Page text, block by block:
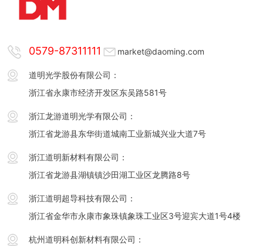
0579-87311111 market@daoming.com
道明光学股份有限公司：
浙江省永康市经济开发区东吴路581号
浙江龙游道明光学有限公司：
浙江省龙游县东华街道城南工业新城兴业大道7号
浙江道明新材料有限公司：
浙江省龙游县湖镇镇沙田湖工业区龙腾路8号
浙江道明超导科技有限公司：
浙江省金华市永康市象珠镇象珠工业区3号迎宾大道1号4楼
杭州道明科创新材料有限公司：